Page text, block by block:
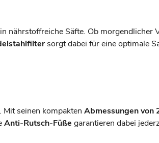
nährstoffreiche Säfte. Ob morgendlicher
sorgt dabei für eine optimale
seinen kompakten Abmessungen von
Anti-Rutsch-Füße garantieren dabei